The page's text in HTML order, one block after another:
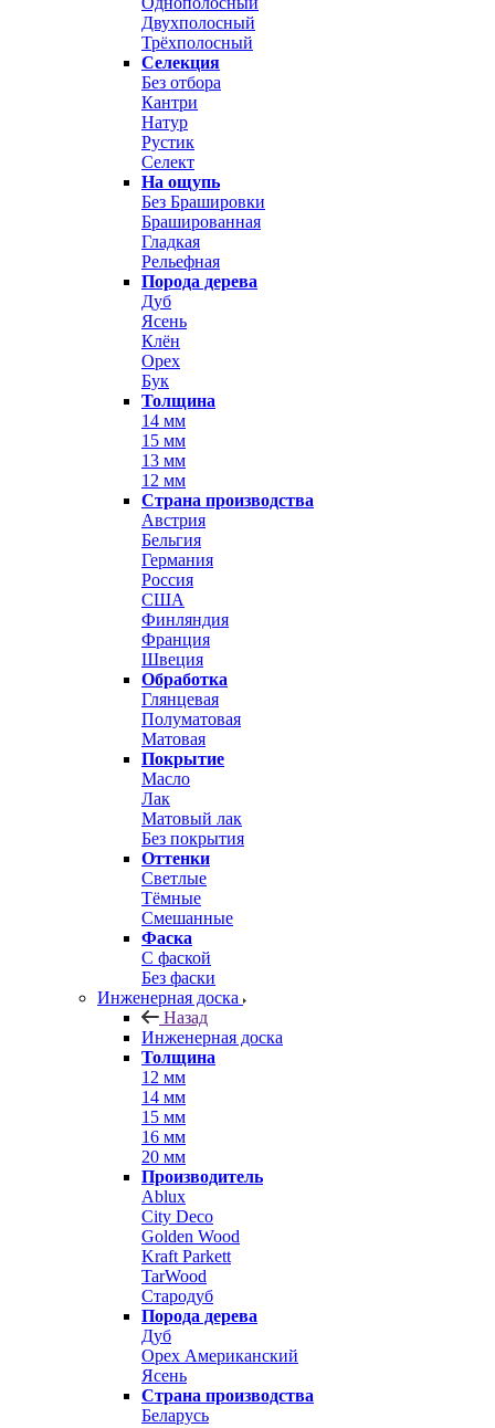
Двухполосный
Трёхполосный
Селекция
Без отбора
Кантри
Натур
Рустик
Селект
На ощупь
Без Брашировки
Брашированная
Гладкая
Рельефная
Порода дерева
Дуб
Ясень
Клён
Орех
Бук
Толщина
14 мм
15 мм
13 мм
12 мм
Страна производства
Австрия
Бельгия
Германия
Россия
США
Финляндия
Франция
Швеция
Обработка
Глянцевая
Полуматовая
Матовая
Покрытие
Масло
Лак
Матовый лак
Без покрытия
Оттенки
Светлые
Тёмные
Смешанные
Фаска
С фаской
Без фаски
Инженерная доска
Назад
Инженерная доска
Толщина
12 мм
14 мм
15 мм
16 мм
20 мм
Производитель
Ablux
City Deco
Golden Wood
Kraft Parkett
TarWood
Стародуб
Порода дерева
Дуб
Орех Американский
Ясень
Страна производства
Беларусь